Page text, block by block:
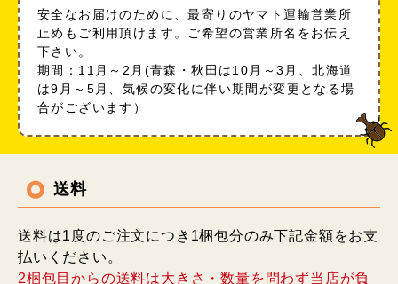
安全なお届けのために、最寄りのヤマト運輸営業所
止めもご利用頂けます。ご希望の営業所名をお伝え
下さい。
期間：11月～2月(青森・秋田は10月～3月、北海道
は9月～5月、気候の変化に伴い期間が変更となる場
合がございます）
送料
送料は1度のご注文につき1梱包分のみ下記金額をお支
払いください。
2梱包目からの送料は大きさ・数量を問わず当店が負